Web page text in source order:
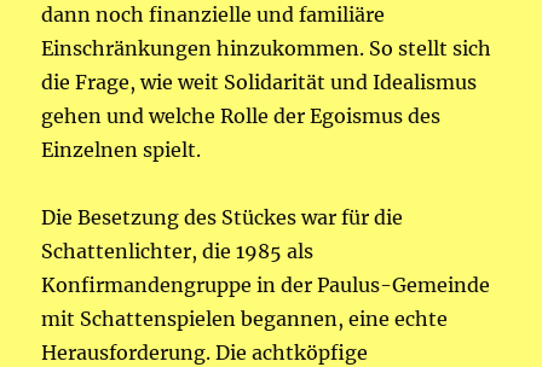
dann noch finanzielle und familiäre
Einschränkungen hinzukommen. So stellt sich
die Frage, wie weit Solidarität und Idealismus
gehen und welche Rolle der Egoismus des
Einzelnen spielt.
Die Besetzung des Stückes war für die
Schattenlichter, die 1985 als
Konfirmandengruppe in der Paulus-Gemeinde
mit Schattenspielen begannen, eine echte
Herausforderung. Die achtköpfige